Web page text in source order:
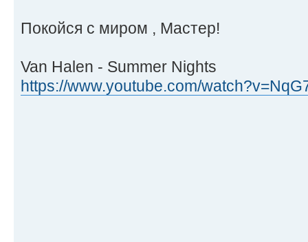
Покойся с миром , Мастер!
Van Halen - Summer Nights
https://www.youtube.com/